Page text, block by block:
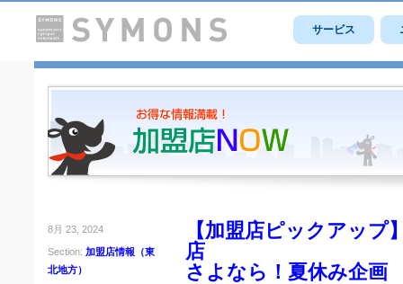
サービス
8月 23, 2024
Section: 加盟店情報（東
北地方）
【加盟店ピックアップ
店
さよなら！夏休み企画